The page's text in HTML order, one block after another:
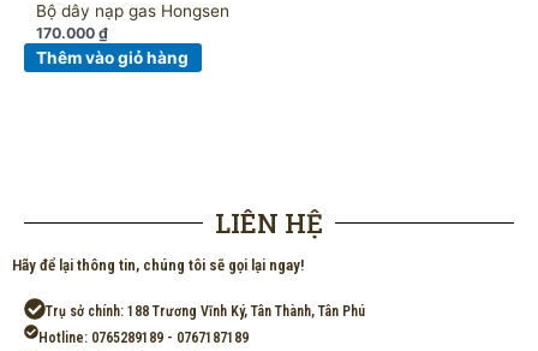
Bộ dây nạp gas Hongsen
170.000 ₫
Thêm vào giỏ hàng
LIÊN HỆ
Hãy để lại thông tin, chúng tôi sẽ gọi lại ngay!
Trụ sở chính: 188 Trương Vĩnh Ký, Tân Thành, Tân Phú
Hotline: 0765289189 - 0767187189